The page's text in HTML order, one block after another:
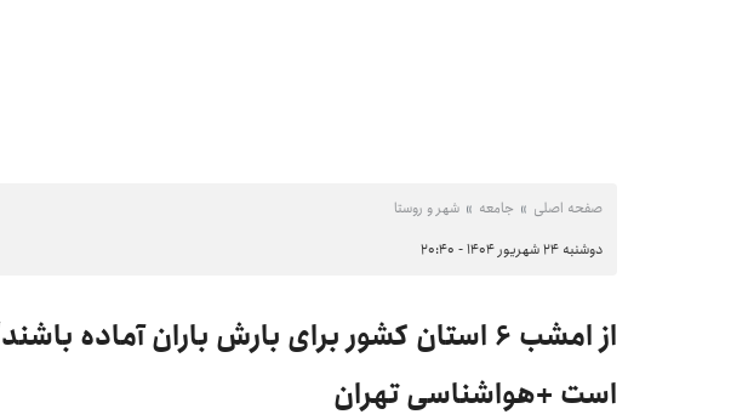
صفحه اصلی جامعه شهر و روستا
دوشنبه ۲۴ شهریور ۱۴۰۴ - ۲۰:۴۰
از امشب ۶ استان کشور برای بارش باران آماده
است +هواشناسی تهران